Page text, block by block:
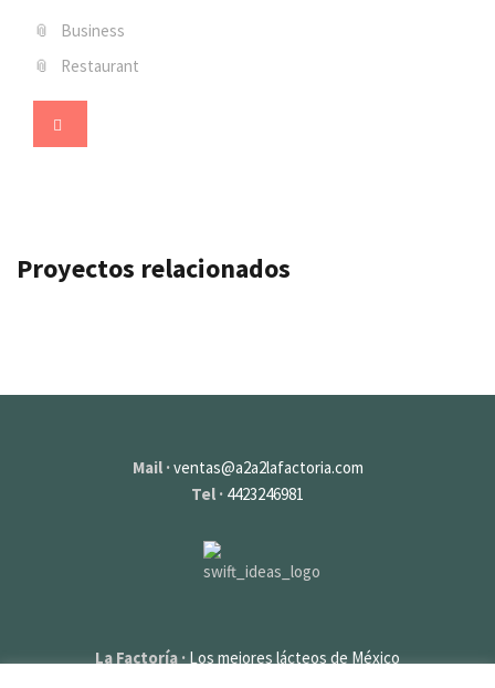
Business
Restaurant
Proyectos relacionados
Mail ·ventas@a2a2lafactoria.com
Tel · 4423246981
La Factoría · Los mejores lácteos de México